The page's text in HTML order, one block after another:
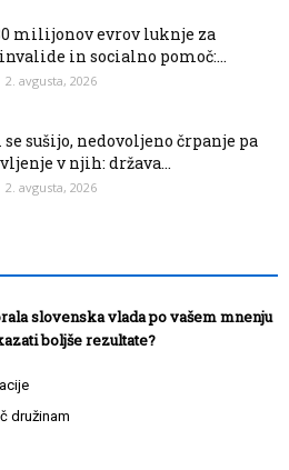
milijonov evrov luknje za
in socialno pomoč:...
2. avgusta, 2026
sušijo, nedovoljeno črpanje pa
v njih: država...
2. avgusta, 2026
slovenska vlada po vašem mnenju
boljše rezultate?
družinam